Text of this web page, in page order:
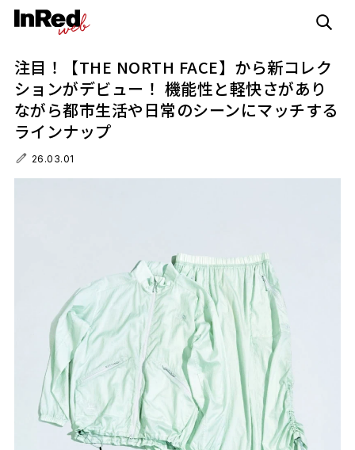
注目！【THE NORTH FACE】から新コレク
ションがデビュー！ 機能性と軽快さがあり
ながら都市生活や日常のシーンにマッチする
ラインナップ
26.03.01